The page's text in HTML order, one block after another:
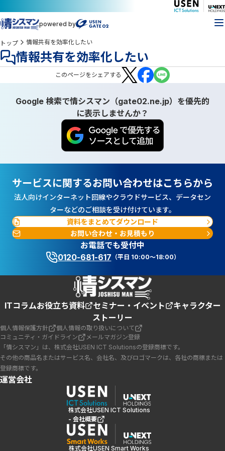
powered by
トップ 情報共有を効率化したい
情報共有を効率化したい
このページをシェアする
Google 検索で情シスマン（gate02.ne.jp）を優先的
に表示しませんか？
サービスに関するお問い合わせはこちらから
法人向けインターネット回線やクラウドサービス、データセン
ターなどのご相談を受け付けています。
資料をまとめてダウンロード
お問い合わせ・お見積もり
お電話でも受付中
0120-681-617 （平日 10:00～18:00）
ITコラムお役立ち資料 セミナー・イベント
キャラクター
ストーリー
個人情報保護方針
個人情報の取り扱いについて
コミュニティ・ガイドライン
メールマガジン登録
「情シスマン」は、株式会社USEN ICT Solutionsの登録商標です。
その他の商品名またはサービス名、会社名、及びロゴマークは、各社の商標または
登録商標です。
運営会社
株式会社USEN ICT Solutions
- 会社概要
株式会社USEN Smart Works